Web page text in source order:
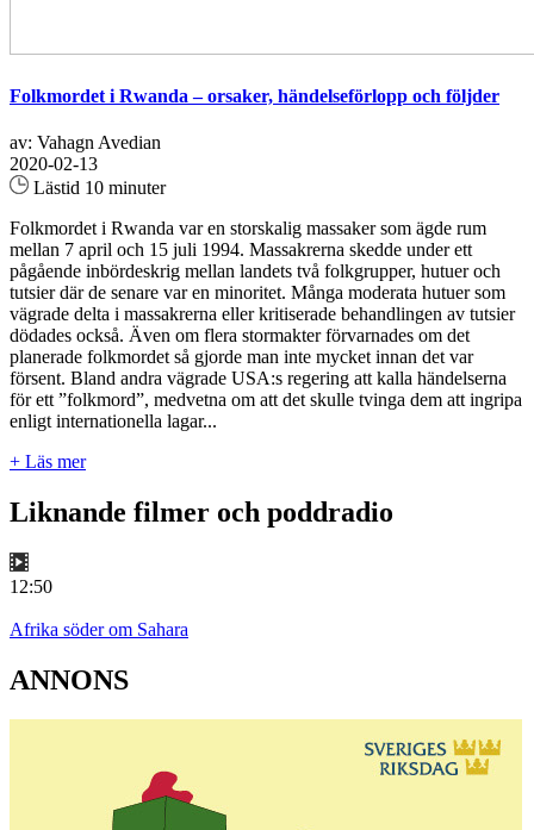
Folkmordet i Rwanda – orsaker, händelseförlopp och följder
av: Vahagn Avedian
2020-02-13
Lästid 10 minuter
Folkmordet i Rwanda var en storskalig massaker som ägde rum
mellan 7 april och 15 juli 1994. Massakrerna skedde under ett
pågående inbördeskrig mellan landets två folkgrupper, hutuer och
tutsier där de senare var en minoritet. Många moderata hutuer som
vägrade delta i massakrerna eller kritiserade behandlingen av tutsier
dödades också. Även om flera stormakter förvarnades om det
planerade folkmordet så gjorde man inte mycket innan det var
försent. Bland andra vägrade USA:s regering att kalla händelserna
för ett ”folkmord”, medvetna om att det skulle tvinga dem att ingripa
enligt internationella lagar...
+ Läs mer
Liknande filmer och poddradio
12:50
Afrika söder om Sahara
ANNONS